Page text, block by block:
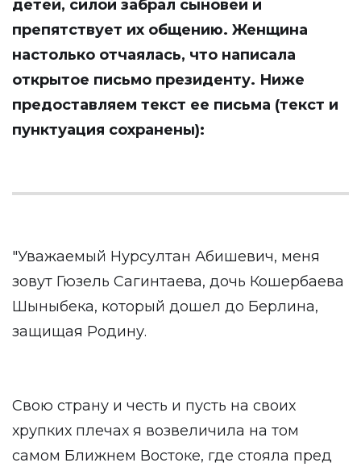
детей, силой забрал сыновей и
препятствует их общению. Женщина
настолько отчаялась, что написала
открытое письмо президенту. Ниже
предоставляем текст ее письма (текст и
пунктуация сохранены):
"Уважаемый Нурсултан Абишевич, меня
зовут Гюзель Сагинтаева, дочь Кошербаева
Шыныбека, который дошел до Берлина,
защищая Родину.
Свою страну и честь и пусть на своих
хрупких плечах я возвеличила на том
самом Ближнем Востоке, где стояла пред